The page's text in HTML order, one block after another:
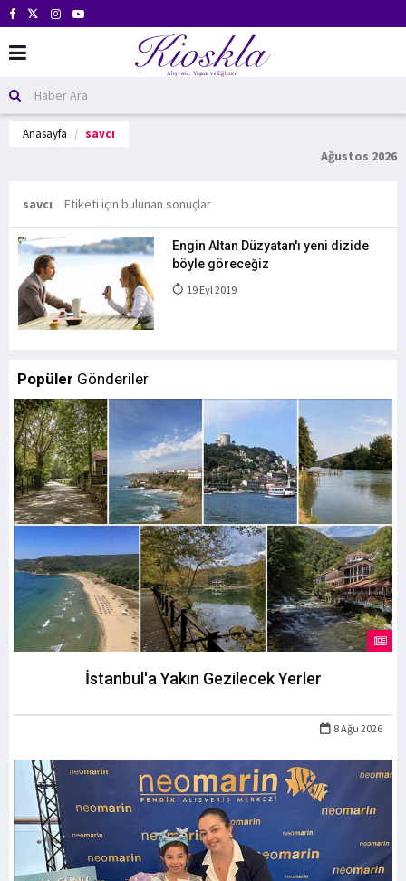
Anasayfa savcı
Ağustos 2026
savcı Etiketi için bulunan sonuçlar
Engin Altan Düzyatan'ı yeni dizide
böyle göreceğiz
19 Eyl 2019
Popüler Gönderiler
İstanbul'a Yakın Gezilecek Yerler
8 Ağu 2026